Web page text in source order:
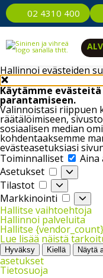
Hallinnoi evästeiden
Käytämme
parantamiseen.
Valinnoistasi riippuen
räätälöimiseen,
sosiaalisen median
kohdentaaksemme
evästeasetuksiasi
Toiminnalliset
Asetukset
Asetukset
Tilastot
Tilastot
Markkinointi
Hallitse vaihtoehtoja
Hallinnoi palveluita
Hallitse
Lue lisää näistä
Hyväksy Kiellä Näytä
asetukset
Tietosuoja
02 4310 400